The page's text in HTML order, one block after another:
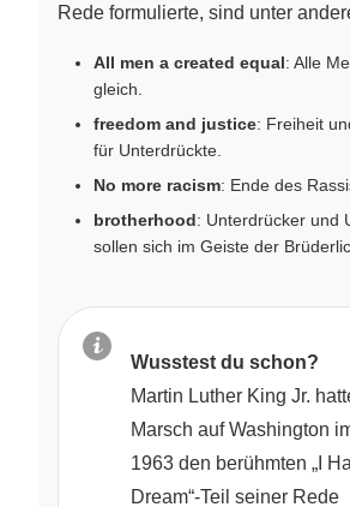
Rede formulierte, sind unter
All men a created equal: Alle
gleich.
freedom and justice: Freiheit
für Unterdrückte.
No more racism: Ende des
brotherhood: Unterdrücker und
sollen sich im Geiste der
Wusstest du schon?
Martin Luther King Jr.
Marsch auf Washington
1963 den berühmten „I
Dream“-Teil seiner Rede